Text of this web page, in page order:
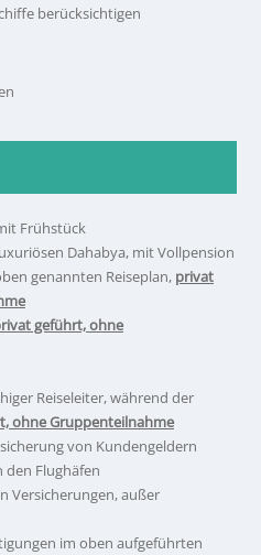
berücksichtigen
Frühstück
Dahabya, mit Vollpension
genannten Reiseplan, privat
geführt, ohne
Reiseleiter, während der
ohne Gruppenteilnahme
von Kundengeldern
den Flughäfen
Versicherungen, außer
im oben aufgeführten